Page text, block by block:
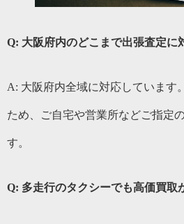
Q: 大阪府内のどこまで出張査定に
A: 大阪府内全域に対応しています
ため、ご自宅や営業所などご指定
す。
Q: 多走行のタクシーでも高価買取